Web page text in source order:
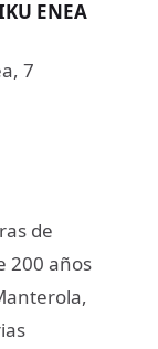
ENEA
7
de
200 años